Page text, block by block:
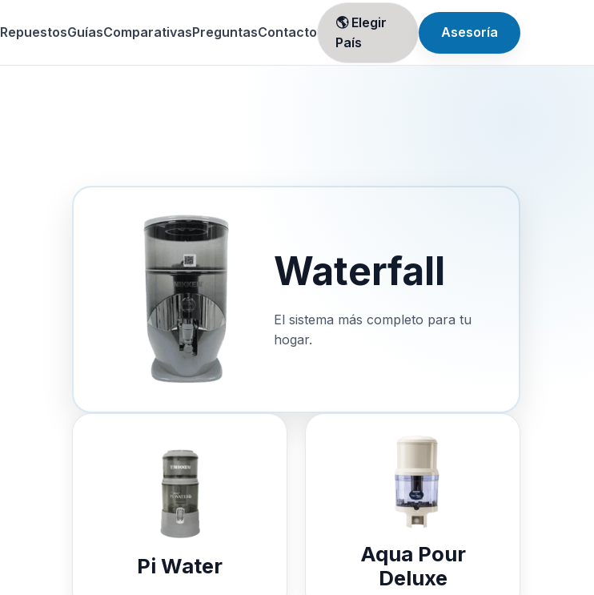
RepuestosGuíasComparativasPreguntasContacto
🌎 Elegir
País
Asesoría
Waterfall
El sistema más completo para tu
hogar.
Pi Water
Aqua Pour
Deluxe